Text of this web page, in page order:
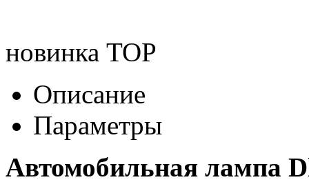
новинка TOP
Описание
Параметры
Автомобильная лампа